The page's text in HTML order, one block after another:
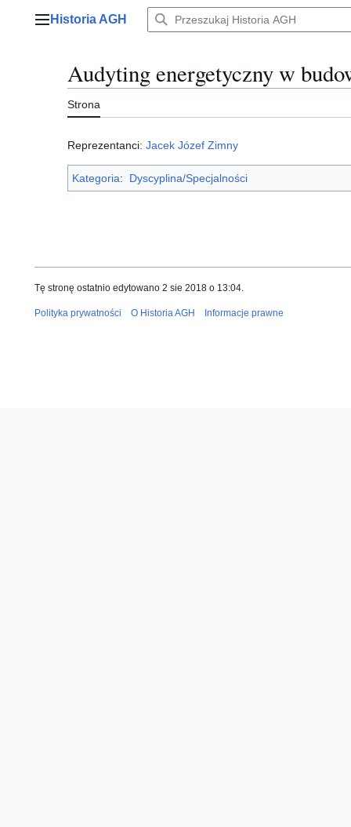
Menu główne
Historia AGH
Audyting energetyczny w
Strona
Reprezentanci: Jacek Józef Zimny
Kategoria: Dyscyplina/Specjalności
Tę stronę ostatnio edytowano 2 sie 2018 o 13:04.
Polityka prywatności O Historia AGH Informacje prawne